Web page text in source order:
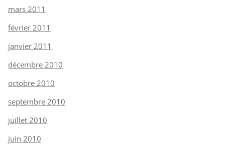
mars 2011
février 2011
janvier 2011
décembre 2010
octobre 2010
septembre 2010
juillet 2010
juin 2010